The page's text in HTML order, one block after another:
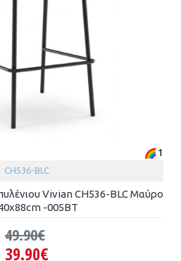
1
CH536-BLC
Vivian CH536-BLC Μαύρο
-005ΒΤ
39.90€
49.90€